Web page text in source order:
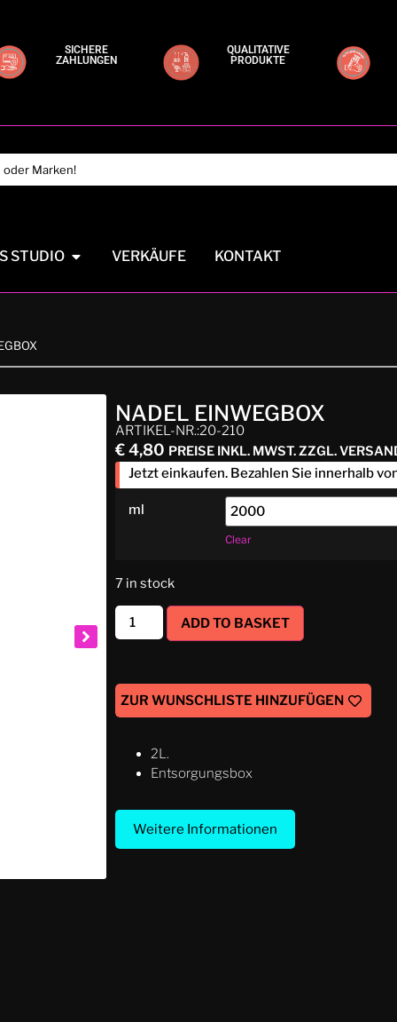
SICHERE
ZAHLUNGEN
QUALITATIVE
PRODUKTE
STUDIO VERKÄUFE KONTAKT
NADEL EINWEGBOX
ARTIKEL-NR.:20-210
€4,80 PREISE INKL. MWST. ZZGL.
Jetzt einkaufen. Bezahlen Sie innerhalb
ml
Clear
7 in stock
ADD TO BASKET
ZUR WUNSCHLISTE HINZUFÜGEN
2L.
Entsorgungsbox
Weitere Informationen